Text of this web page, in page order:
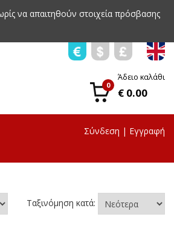
να απαιτηθούν στοιχεία πρόσβασης
0
Άδειο καλάθι
€ 0.00
Σύνδεση | Εγγραφή
Ταξινόμηση κατά: